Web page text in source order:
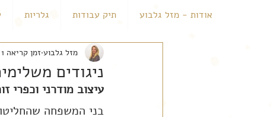
אודות - מזל גלבוע תיק עבודות גלריות
ניגודים
מזל גלבוע זמן קריאה 1 דקות
עיצוב מודרני וכפרי
בני המשפחה